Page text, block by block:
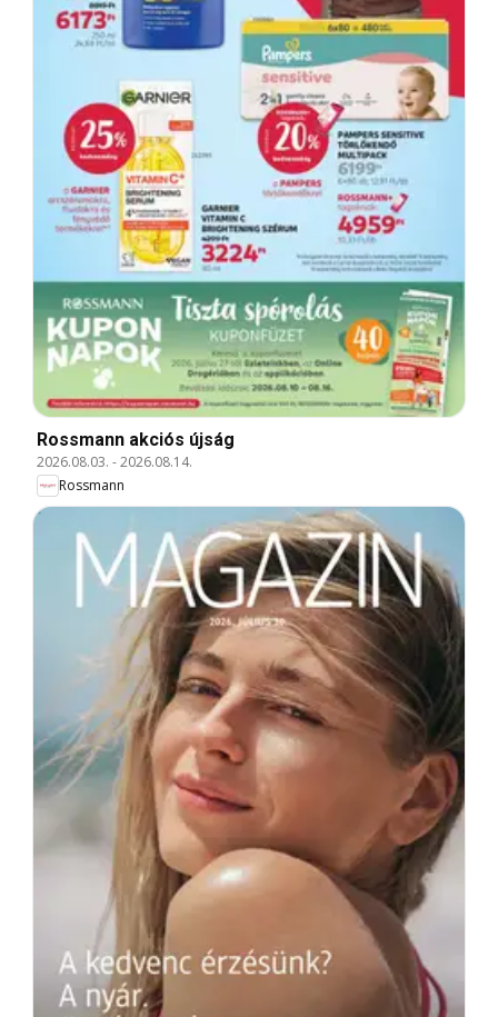
Rossmann akciós újság
2026.08.03. -2026.08.14.
Rossmann